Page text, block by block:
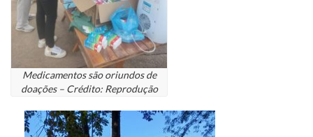
Medicamentos são oriundos de
doações – Crédito: Reprodução